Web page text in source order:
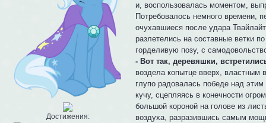
Достижения:
и, воспользовалась моментом,
Потребовалось немного времени,
очухавшиеся после удара
разлетелись на составные ветки
горделивую позу, с
- Вот так, деревяшки,
воздела копытце вверх, властным
глупо радовалась победе над
кучу, сцепляясь в конечности
большой короной на голове из
воздуха, разразившись самым